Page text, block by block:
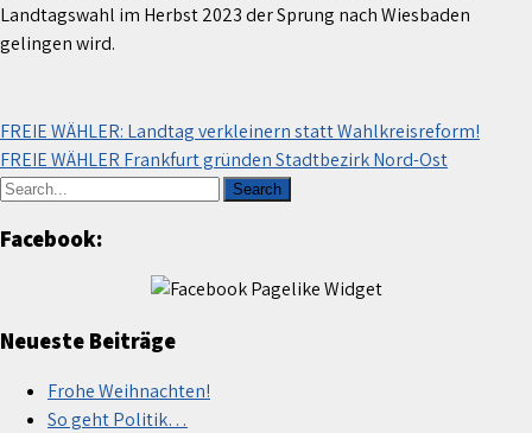
Landtagswahl im Herbst 2023 der Sprung nach Wiesbaden
gelingen wird.
Beitragsnavigation
FREIE WÄHLER: Landtag verkleinern statt Wahlkreisreform!
FREIE WÄHLER Frankfurt gründen Stadtbezirk Nord-Ost
Facebook:
Neueste Beiträge
Frohe Weihnachten!
So geht Politik…